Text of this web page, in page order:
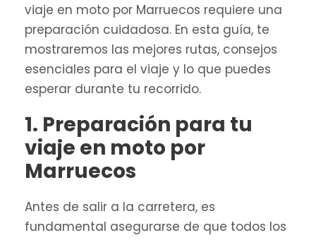
viaje en moto por Marruecos requiere una
preparación cuidadosa. En esta guía, te
mostraremos las mejores rutas, consejos
esenciales para el viaje y lo que puedes
esperar durante tu recorrido.
1. Preparación para tu
viaje en moto por
Marruecos
Antes de salir a la carretera, es
fundamental asegurarse de que todos los